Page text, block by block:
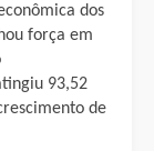
dos
força em
93,52
de